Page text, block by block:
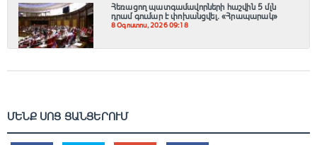
Հեռացող պատգամավորների հաշվին 5 մլն
դրամ գումար է փոխանցվել․ «Հրապարակ»
8 Օգոստոս, 2026 09:18
ՄԵՆՔ ՍՈՑ ՑԱՆՑԵՐՈՒՄ